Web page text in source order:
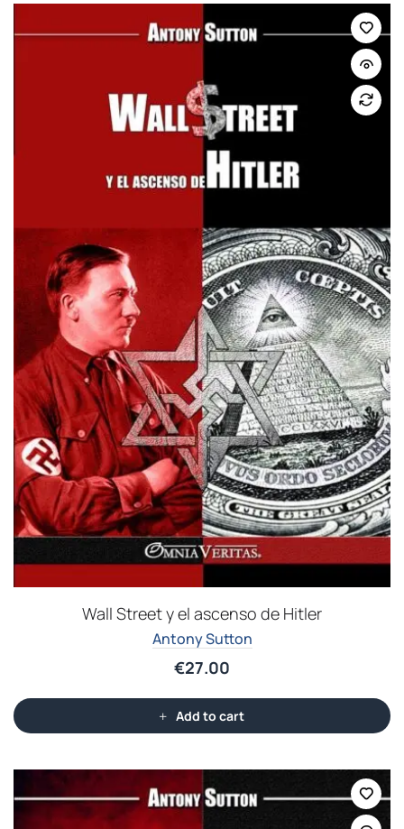
Wall Street y el ascenso de Hitler
Antony Sutton
€27.00
Add to cart